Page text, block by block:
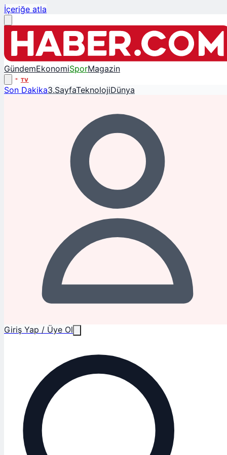
İçeriğe atla
GündemEkonomiSporMagazin
TV
Son Dakika3.SayfaTeknolojiDünya
Giriş Yap / Üye Ol